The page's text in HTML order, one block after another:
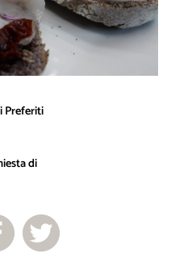
Preferiti
di